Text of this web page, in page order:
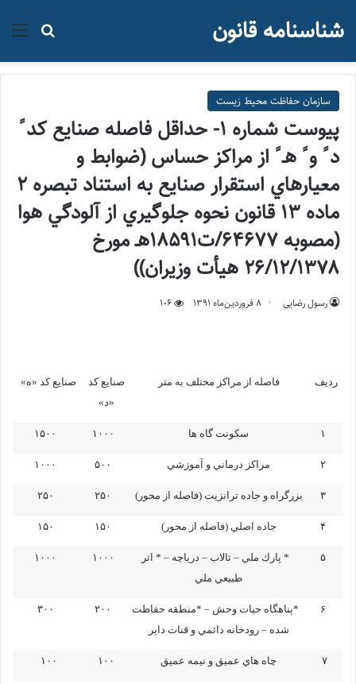
جستجو شناسنامه قانون
سازمان حفاظت محيط زيست
پيوست شماره ۱- حداقل فاصله صنايع كد ً
د ً و ً هـ ً از مراكز حساس (ضوابط و
معيارهاي استقرار صنايع به استناد تبصره ۲
ماده ۱۳ قانون نحوه جلوگيري از آلودگي هوا
(مصوبه ۶۴۶۷۷/ت۱۸۵۹۱هـ مورخ
۲۶/۱۲/۱۳۷۸ هيأت وزيران))
رسول رضایی ۸ فروردین‌ماه ۱۳۹۱ 106
رديف فاصله از مراكز مختلف به متر
صنايع كد
«د»
صنايع كد «ه»
۱ سكونت گاه ها ۱۰۰۰ ۱۵۰۰
۲ مراكز درماني و آموزشي ۵۰۰ ۱۰۰۰
۳ بزرگراه و جاده ترانزيت (فاصله از محور) ۲۵۰ ۲۵۰
۴ جاده اصلي (فاصله از محور) ۱۵۰ ۱۵۰
۵
* پارك ملي – تالاب – درياچه – * اثر
طبيعي ملي
۱۰۰۰ ۱۰۰۰
۶
*پناهگاه حيات وحش – *منطقه حفاظت
شده – رودخانه دائمي و قنات داير
۲۰۰ ۳۰۰
۷ چاه هاي عميق و نيمه عميق ۱۰۰ ۱۰۰